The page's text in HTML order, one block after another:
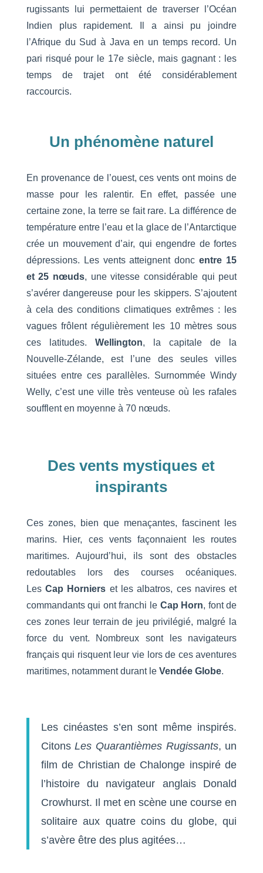
rugissants lui permettaient de traverser l’Océan
Indien plus rapidement. Il a ainsi pu joindre
l’Afrique du Sud à Java en un temps record. Un
pari risqué pour le 17e siècle, mais gagnant : les
temps de trajet ont été considérablement
raccourcis.
Un phénomène naturel
En provenance de l’ouest, ces vents ont moins de
masse pour les ralentir. En effet, passée une
certaine zone, la terre se fait rare. La différence de
température entre l’eau et la glace de l’Antarctique
crée un mouvement d’air, qui engendre de fortes
dépressions. Les vents atteignent doncentre 15
et 25 nœuds, une vitesse considérable qui peut
s’avérer dangereuse pour les skippers. S’ajoutent
à cela des conditions climatiques extrêmes : les
vagues frôlent régulièrement les 10 mètres sous
ces latitudes. Wellington, la capitale de la
Nouvelle-Zélande, est l’une des seules villes
situées entre ces parallèles. Surnommée Windy
Welly, c’est une ville très venteuse où les rafales
soufflent en moyenne à 70 nœuds.
Des vents mystiques et
inspirants
Ces zones, bien que menaçantes, fascinent les
marins. Hier, ces vents façonnaient les routes
maritimes. Aujourd’hui, ils sont des obstacles
redoutables lors des courses océaniques.
LesCap Horniers et les albatros, ces navires et
commandants qui ont franchi le Cap Horn, font de
ces zones leur terrain de jeu privilégié, malgré la
force du vent. Nombreux sont les navigateurs
français qui risquent leur vie lors de ces aventures
maritimes, notamment durant le Vendée Globe.
Les cinéastes s’en sont même inspirés.
CitonsLes Quarantièmes Rugissants, un
film de Christian de Chalonge inspiré de
l’histoire du navigateur anglais Donald
Crowhurst. Il met en scène une course en
solitaire aux quatre coins du globe, qui
s’avère être des plus agitées…